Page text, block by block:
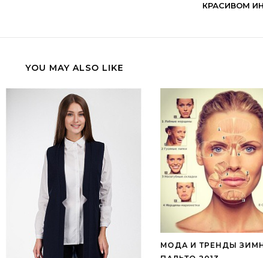
КРАСИВОМ
YOU MAY ALSO LIKE
МОДА И ТРЕНДЫ